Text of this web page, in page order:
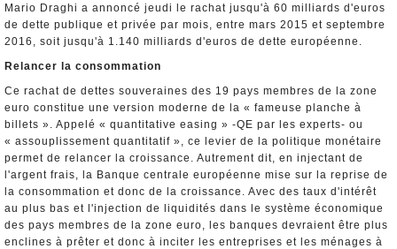
Mario Draghi a annoncé jeudi le rachat jusqu'à 60 milliards d'euros
de dette publique et privée par mois, entre mars 2015 et septembre
2016, soit jusqu'à 1.140 milliards d'euros de dette européenne.
Relancer la consommation
Ce rachat de dettes souveraines des 19 pays membres de la zone
euro constitue une version moderne de la « fameuse planche à
billets ». Appelé « quantitative easing » -QE par les experts- ou
« assouplissement quantitatif », ce levier de la politique monétaire
permet de relancer la croissance. Autrement dit, en injectant de
l'argent frais, la Banque centrale européenne mise sur la reprise de
la consommation et donc de la croissance. Avec des taux d'intérêt
au plus bas et l'injection de liquidités dans le système économique
des pays membres de la zone euro, les banques devraient être plus
enclines à prêter et donc à inciter les entreprises et les ménages à